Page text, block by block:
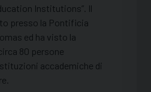
Institutions”. Il
presso la Pontificia
ed ha visto la
80 persone
accademiche di